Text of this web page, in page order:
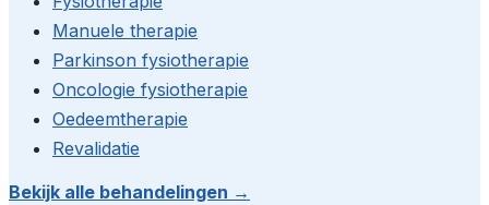
Manuele therapie
Parkinson fysiotherapie
Oncologie fysiotherapie
Oedeemtherapie
Revalidatie
Bekijk alle behandelingen →